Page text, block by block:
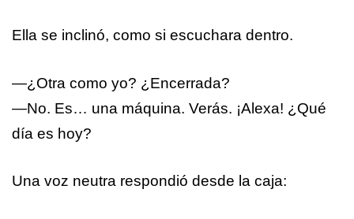
Ella se inclinó, como si escuchara dentro.
—¿Otra como yo? ¿Encerrada?
—No. Es… una máquina. Verás. ¡Alexa! ¿Qué
día es hoy?
Una voz neutra respondió desde la caja: